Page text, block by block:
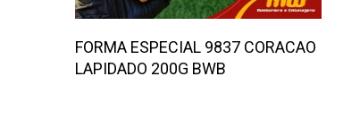
FORMA ESPECIAL 9837 CORACAO
LAPIDADO 200G BWB